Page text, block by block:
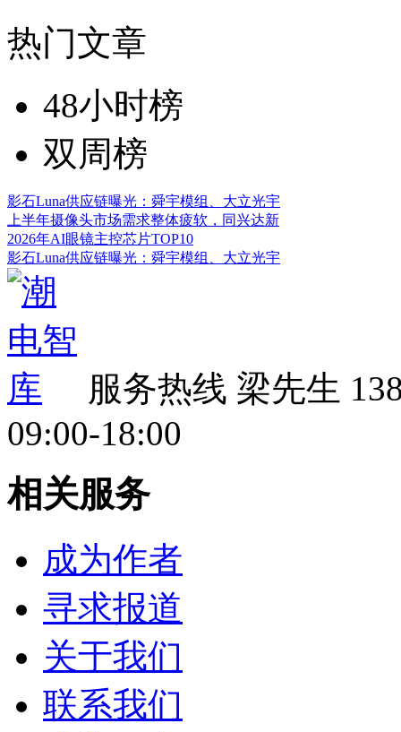
热门文章
48小时榜
双周榜
影石Luna供应链曝光：舜宇模组、大立光宇
上半年摄像头市场需求整体疲软，同兴达新
2026年AI眼镜主控芯片TOP10
影石Luna供应链曝光：舜宇模组、大立光宇
服务热线 梁先生
09:00-18:00
相关服务
成为作者
寻求报道
关于我们
联系我们